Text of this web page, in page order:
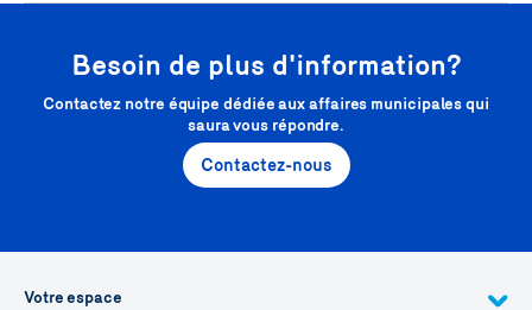
Besoin de plus d'information?
Contactez notre équipe dédiée aux affaires municipales qui
saura vous répondre.
Contactez-nous
Votre espace